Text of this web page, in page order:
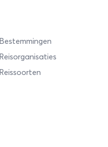
Bestemmingen
Reisorganisaties
Reissoorten